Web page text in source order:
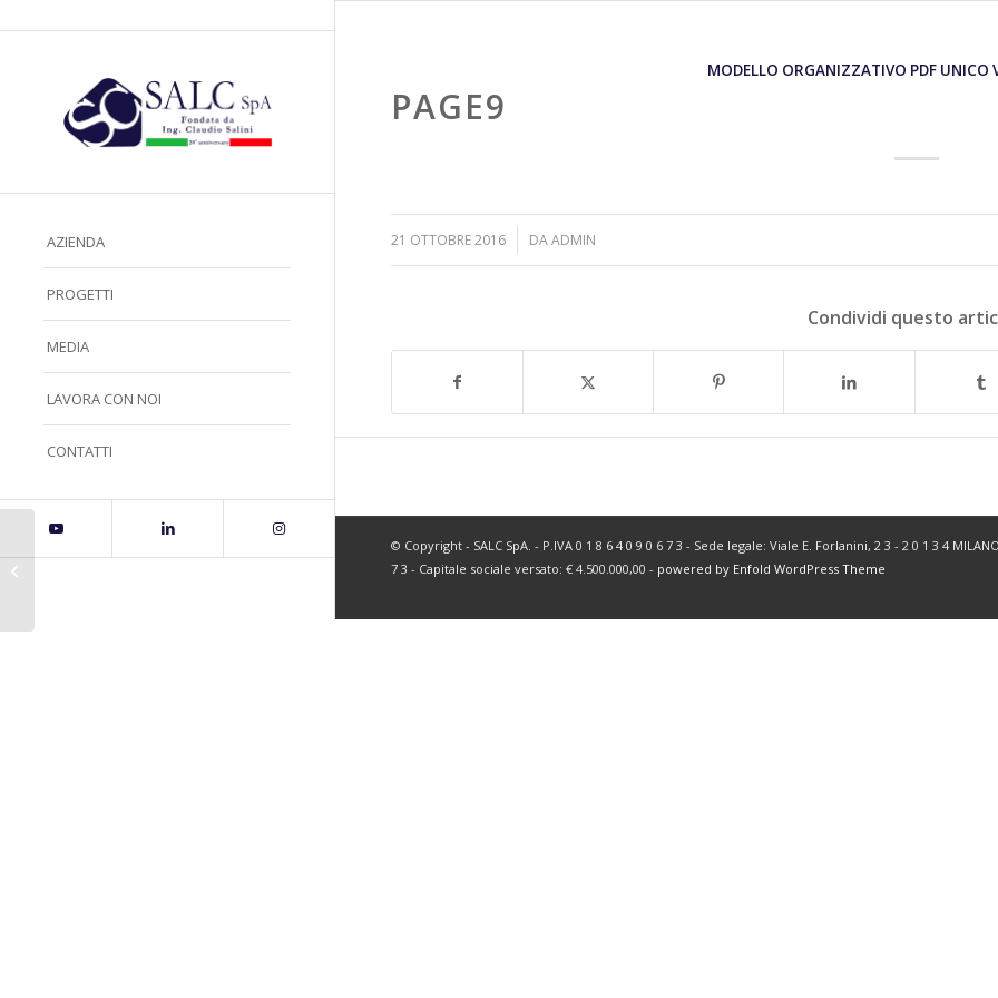
AZIENDA
PROGETTI
MEDIA
LAVORA CON NOI
CONTATTI
MODELLO ORGANIZZATIVO PDF UNICO
PAGE9
21 OTTOBRE 2016 DAADMIN
Condividi questo
© Copyright - SALC SpA. - P.IVA 0 1 8 6 4 0 9 0 6 7 3 - Sede legale: Viale E. Forlanini, 2 3 - 2 0 1 3 4
7 3 - Capitale sociale versato: € 4.500.000,00 - powered by Enfold WordPress Theme